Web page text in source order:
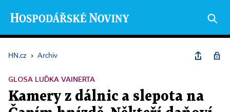
HN.cz › Archiv
GLOSA LUĎKA VAINERTA
Kamery z dálnic a slepota na